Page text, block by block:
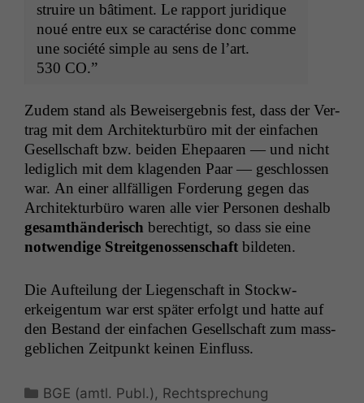
stru­ire un bâti­ment. Le rap­port juridique
noué entre eux se car­ac­térise donc comme
une société sim­ple au sens de l’art.
530 CO.”
Zudem stand als Beweis­ergeb­nis fest, dass der Ver­
trag mit dem Architek­tur­büro mit der ein­fachen
Gesellschaft bzw. bei­den Ehep­aaren — und nicht
lediglich mit dem kla­gen­den Paar — geschlossen
war. An ein­er allfäl­li­gen Forderung gegen das
Architek­tur­büro waren alle vier Per­so­n­en deshalb
gesamthän­derisch berechtigt, so dass sie eine
notwendi­ge Stre­itgenossen­schaft bilde­ten.
Die Aufteilung der Liegen­schaft in Stock­w­
erkeigen­tum war erst später erfol­gt und hat­te auf
den Bestand der ein­fachen Gesellschaft zum mass­
ge­blichen Zeit­punkt keinen Einfluss.
Kategorien
BGE (amtl. Publ.) , Rechtsprechung